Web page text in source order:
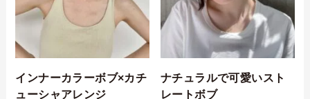
インナーカラーボブ×カチ
ューシャアレンジ
ナチュラルで可愛いスト
レートボブ